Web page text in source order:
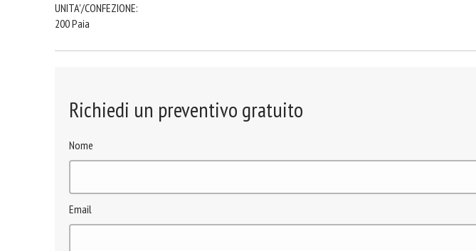
UNITA'/CONFEZIONE:
200 Paia
Richiedi un preventivo gratuito
Nome
Email